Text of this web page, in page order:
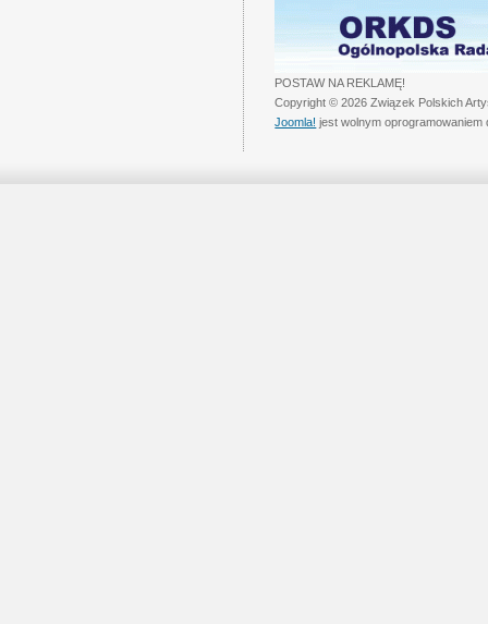
POSTAW NA REKLAMĘ!
Copyright © 2026 Związek Polskich
Joomla! jest wolnym